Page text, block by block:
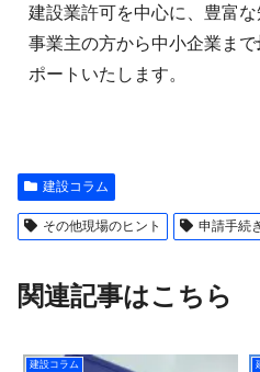
建設業許可を中心に、豊富
事業主の方から中小企業まで
ポートいたします。
建設コラム
その他現場のヒント 申請手続
関連記事はこちら
建設コラム